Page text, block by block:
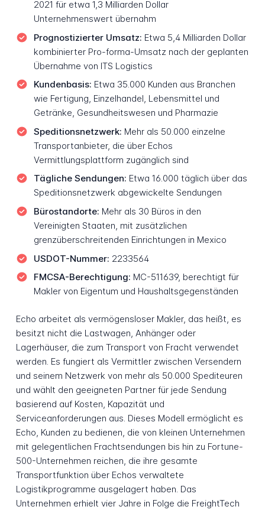
2021 für etwa 1,3 Milliarden Dollar
Unternehmenswert übernahm
Prognostizierter Umsatz: Etwa 5,4 Milliarden Dollar
kombinierter Pro-forma-Umsatz nach der geplanten
Übernahme von ITS Logistics
Kundenbasis: Etwa 35.000 Kunden aus Branchen
wie Fertigung, Einzelhandel, Lebensmittel und
Getränke, Gesundheitswesen und Pharmazie
Speditionsnetzwerk: Mehr als 50.000 einzelne
Transportanbieter, die über Echos
Vermittlungsplattform zugänglich sind
Tägliche Sendungen: Etwa 16.000 täglich über das
Speditionsnetzwerk abgewickelte Sendungen
Bürostandorte: Mehr als 30 Büros in den
Vereinigten Staaten, mit zusätzlichen
grenzüberschreitenden Einrichtungen in Mexico
USDOT-Nummer: 2233564
FMCSA-Berechtigung: MC-511639, berechtigt für
Makler von Eigentum und Haushaltsgegenständen
Echo arbeitet als vermögensloser Makler, das heißt, es
besitzt nicht die Lastwagen, Anhänger oder
Lagerhäuser, die zum Transport von Fracht verwendet
werden. Es fungiert als Vermittler zwischen Versendern
und seinem Netzwerk von mehr als 50.000 Spediteuren
und wählt den geeigneten Partner für jede Sendung
basierend auf Kosten, Kapazität und
Serviceanforderungen aus. Dieses Modell ermöglicht es
Echo, Kunden zu bedienen, die von kleinen Unternehmen
mit gelegentlichen Frachtsendungen bis hin zu Fortune-
500-Unternehmen reichen, die ihre gesamte
Transportfunktion über Echos verwaltete
Logistikprogramme ausgelagert haben. Das
Unternehmen erhielt vier Jahre in Folge die FreightTech